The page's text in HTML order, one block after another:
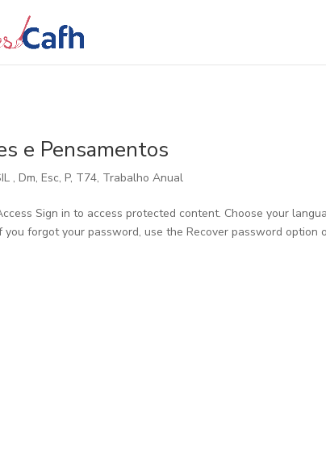
e Pensamentos
,Dm,Esc,P, T74, Trabalho Anual
Sign in to access protected content. Choose your
you forgot your password, use the Recover password option